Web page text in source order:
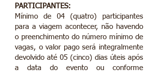
PARTICIPANTES:
Mínimo de 04 (quatro) participantes
para a viagem acontecer, não havendo
o preenchimento do número mínimo de
vagas, o valor pago será integralmente
devolvido até 05 (cinco) dias úteis após
a data do evento ou conforme